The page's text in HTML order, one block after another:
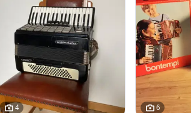
4 6